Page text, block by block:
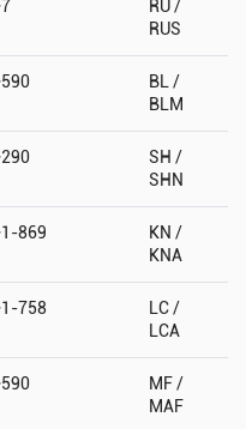
RU /
RUS
BL /
BLM
SH /
SHN
869
KN /
KNA
758
LC /
LCA
MF /
MAF